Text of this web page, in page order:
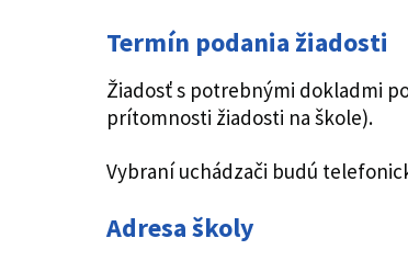
Termín podania žiadosti
Žiadosť s potrebnými dokladmi
prítomnosti žiadosti na škole).
Vybraní uchádzači budú
Adresa školy